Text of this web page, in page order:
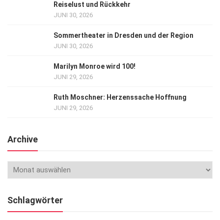
Reiselust und Rückkehr
JUNI 30, 2026
Sommertheater in Dresden und der Region
JUNI 30, 2026
Marilyn Monroe wird 100!
JUNI 29, 2026
Ruth Moschner: Herzenssache Hoffnung
JUNI 29, 2026
Archive
Schlagwörter